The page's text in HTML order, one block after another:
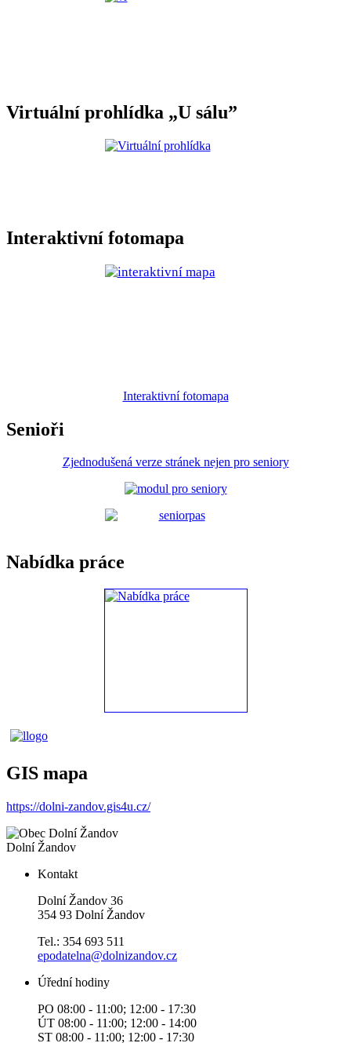
Virtuální prohlídka „U sálu”
Interaktivní fotomapa
Interaktivní fotomapa
Senioři
Zjednodušená verze stránek nejen pro seniory
Nabídka práce
GIS mapa
https://dolni-zandov.gis4u.cz/
Dolní Žandov
Kontakt
Dolní Žandov 36
354 93 Dolní Žandov
Tel.: 354 693 511
epodatelna@dolnizandov.cz
Úřední hodiny
PO 08:00 - 11:00; 12:00 - 17:30
ÚT 08:00 - 11:00; 12:00 - 14:00
ST 08:00 - 11:00; 12:00 - 17:30